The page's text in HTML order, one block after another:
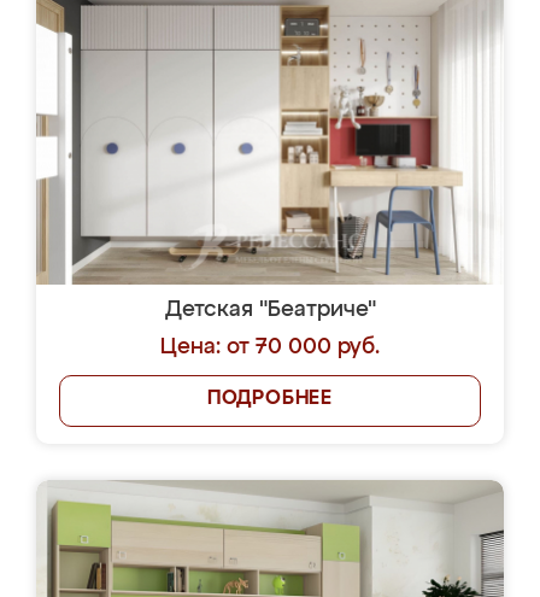
Детская "Беатриче"
Цена: от 70 000 руб.
ПОДРОБНЕЕ